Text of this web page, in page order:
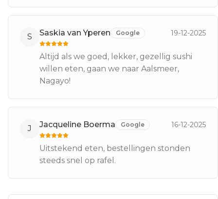
S Saskia van Yperen Google 19-12-2025
Altijd als we goed, lekker, gezellig sushi
willen eten, gaan we naar Aalsmeer,
Nagayo!
J Jacqueline Boerma Google 16-12-2025
Uitstekend eten, bestellingen stonden
steeds snel op rafel.